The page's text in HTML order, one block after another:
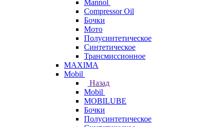
Mannol
Compressor Oil
Бочки
Мото
Полусинтетическое
Синтетическое
Трансмиссионное
MAXIMA
Mobil
Назад
Mobil
MOBILUBE
Бочки
Полусинтетическое